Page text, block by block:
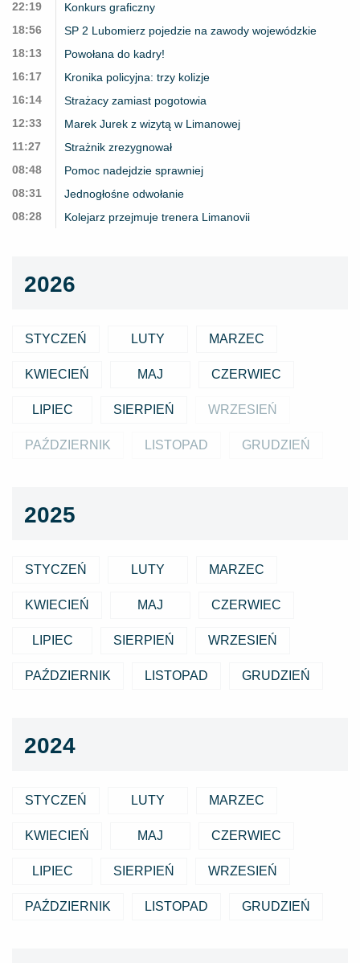
22:19
Konkurs graficzny
18:56
SP 2 Lubomierz pojedzie na zawody wojewódzkie
18:13
Powołana do kadry!
16:17
Kronika policyjna: trzy kolizje
16:14
Strażacy zamiast pogotowia
12:33
Marek Jurek z wizytą w Limanowej
11:27
Strażnik zrezygnował
08:48
Pomoc nadejdzie sprawniej
08:31
Jednogłośne odwołanie
08:28
Kolejarz przejmuje trenera Limanovii
2026
STYCZEŃ LUTY MARZEC
KWIECIEŃ MAJ CZERWIEC
LIPIEC SIERPIEŃ WRZESIEŃ
PAŹDZIERNIK LISTOPAD GRUDZIEŃ
2025
STYCZEŃ LUTY MARZEC
KWIECIEŃ MAJ CZERWIEC
LIPIEC SIERPIEŃ WRZESIEŃ
PAŹDZIERNIK LISTOPAD GRUDZIEŃ
2024
STYCZEŃ LUTY MARZEC
KWIECIEŃ MAJ CZERWIEC
LIPIEC SIERPIEŃ WRZESIEŃ
PAŹDZIERNIK LISTOPAD GRUDZIEŃ